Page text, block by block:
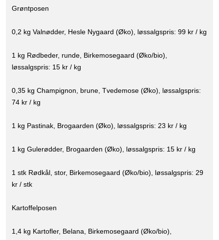
Grøntposen
0,2 kg Valnødder, Hesle Nygaard (Øko), løssalgspris: 99 kr / kg
1 kg Rødbeder, runde, Birkemosegaard (Øko/bio),
løssalgspris: 15 kr / kg
0,35 kg Champignon, brune, Tvedemose (Øko), løssalgspris:
74 kr / kg
1 kg Pastinak, Brogaarden (Øko), løssalgspris: 23 kr / kg
1 kg Gulerødder, Brogaarden (Øko), løssalgspris: 15 kr / kg
1 stk Rødkål, stor, Birkemosegaard (Øko/bio), løssalgspris: 29
kr / stk
Kartoffelposen
1,4 kg Kartofler, Belana, Birkemosegaard (Øko/bio),